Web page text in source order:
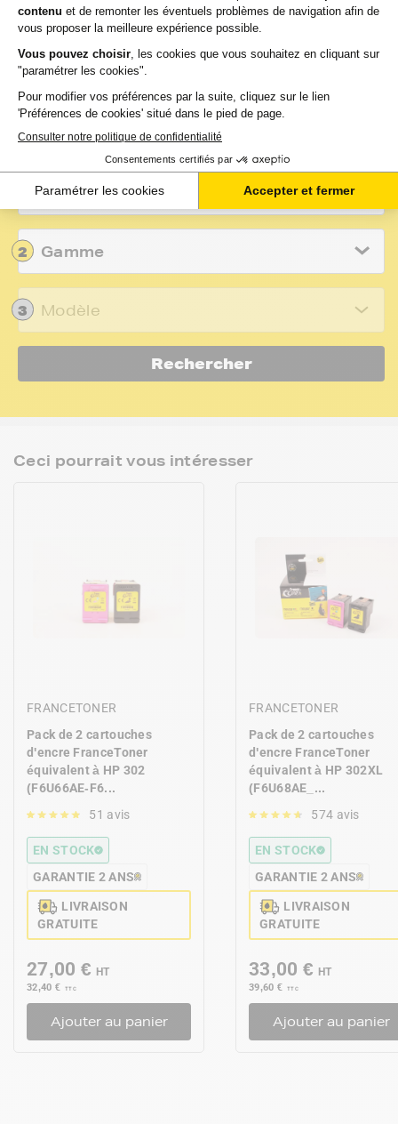
Changer cartouche HP
Imprimante HP ENVY 4500
Recherchez votre cartouche,
toner, ruban ou recharge par
modèle d’imprimante
Marque
2 Gamme
3 Modèle
Rechercher
Ceci pourrait vous intéresser
FRANCETONER
Pack de 2 cartouches
d'encre FranceToner
équivalent à HP 302
(F6U66AE-F6...
51 avis
EN STOCK
GARANTIE 2 ANS
LIVRAISON
GRATUITE
27,00 € HT
32,40 € TTC
Ajouter au panier
FRANCETONER
Pack de 2 cartouches
d'encre FranceToner
équivalent à HP 302XL
(F6U68AE_...
574 avis
EN STOCK
GARANTIE 2 ANS
LIVRAISON
GRATUITE
33,00 € HT
39,60 € TTC
Ajouter au panier